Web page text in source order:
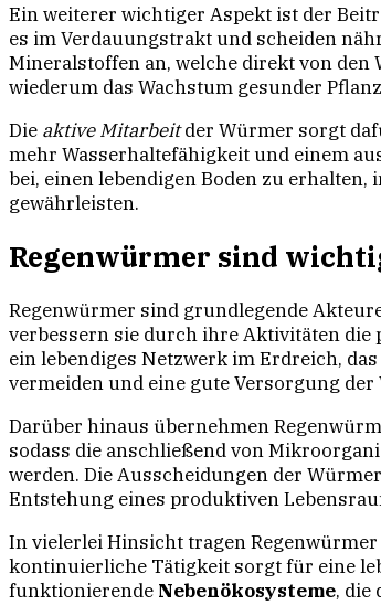
Ein weiterer wichtiger Aspekt ist der
es im Verdauungstrakt und scheiden
Mineralstoffen an, welche direkt von
wiederum das Wachstum gesunder
Die aktive Mitarbeitder Würmer sorgt
mehr Wasserhaltefähigkeit und einem
bei, einen lebendigen Boden zu
gewährleisten.
Regenwürmer sind
Regenwürmer sind grundlegende
verbessern sie durch ihre Aktivitäten die
ein lebendiges Netzwerk im Erdreich,
vermeiden und eine gute Versorgung
Darüber hinaus übernehmen
sodass die anschließend von
werden. Die Ausscheidungen der
Entstehung eines produktiven
In vielerlei Hinsicht tragen
kontinuierliche Tätigkeit sorgt für eine
funktionierende Nebenökosysteme, die